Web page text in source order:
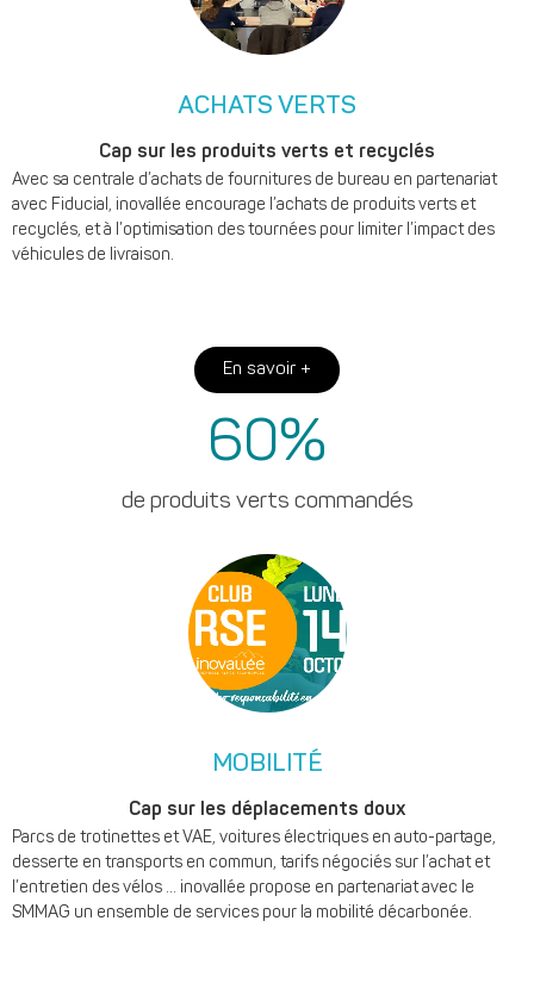
ACHATS VERTS
Cap sur les produits verts et recyclés
Avec sa centrale d’achats de fournitures de bureau en partenariat
avec Fiducial, inovallée encourage l’achats de produits verts et
recyclés, et à l’optimisation des tournées pour limiter l’impact des
véhicules de livraison.
En savoir +
de produits verts commandés
60%
MOBILITÉ
Cap sur les déplacements doux
Parcs de trotinettes et VAE, voitures électriques en auto-partage,
desserte en transports en commun, tarifs négociés sur l’achat et
l’entretien des vélos … inovallée propose en partenariat avec le
SMMAG un ensemble de services pour la mobilité décarbonée.